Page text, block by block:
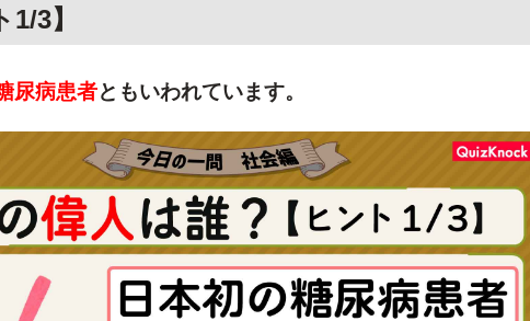
1/3】
尿病患者ともいわれています。